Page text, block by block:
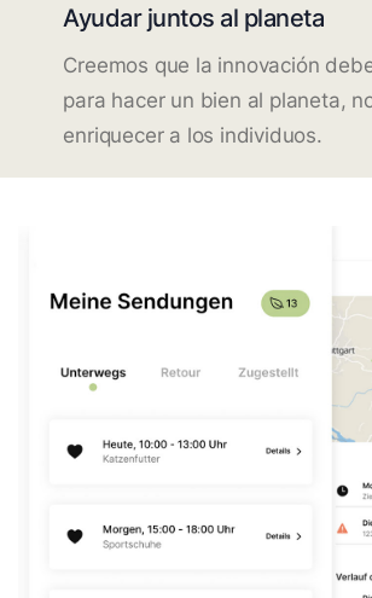
Ayudar juntos al planeta
Creemos que la innovación
para hacer un bien al planeta,
enriquecer a los individuos.